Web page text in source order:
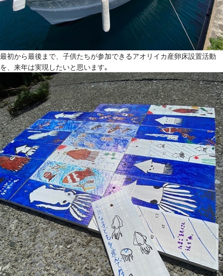
最初から最後まで、子供たちが参加できるアオリイカ産卵床設置活動
を、来年は実現したいと思います｡